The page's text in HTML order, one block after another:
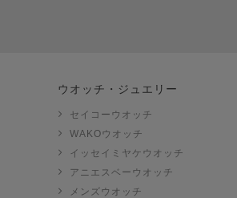
ウオッチ・ジュエリー
セイコーウオッチ
WAKOウオッチ
イッセイミヤケウオッチ
アニエスベーウオッチ
メンズウオッチ